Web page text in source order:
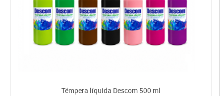
Témpera líquida Descom 500 ml